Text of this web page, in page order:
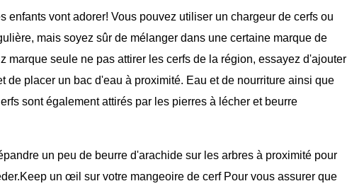
enfants vont adorer! Vous pouvez utiliser un chargeur de cerfs ou
mais soyez sûr de mélanger dans une certaine marque de
marque seule ne pas attirer les cerfs de la région, essayez d'ajouter
de placer un bac d'eau à proximité. Eau et de nourriture ainsi que
sont également attirés par les pierres à lécher et beurre
un peu de beurre d'arachide sur les arbres à proximité pour
un œil sur votre mangeoire de cerf Pour vous assurer que